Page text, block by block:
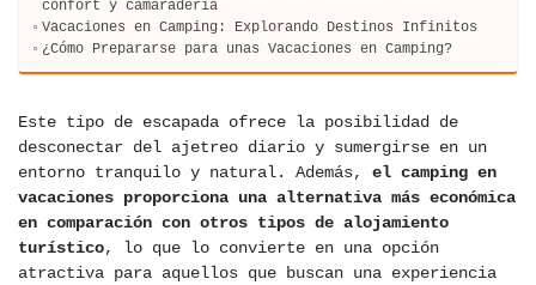
confort y camaradería
Vacaciones en Camping: Explorando Destinos Infinitos
¿Cómo Prepararse para unas Vacaciones en Camping?
Este tipo de escapada ofrece la posibilidad de
desconectar del ajetreo diario y sumergirse en un
entorno tranquilo y natural. Además, el camping en
vacaciones proporciona una alternativa más económica
en comparación con otros tipos de alojamiento
turístico, lo que lo convierte en una opción
atractiva para aquellos que buscan una experiencia